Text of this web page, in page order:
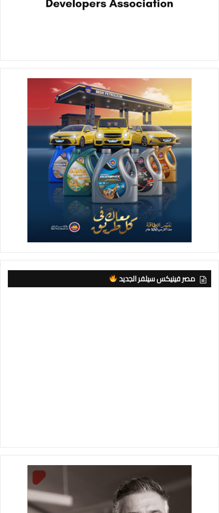
مصر فينيكس سيلفر الجديد